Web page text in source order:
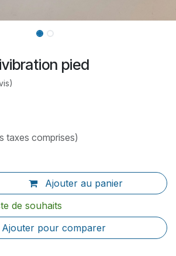
pied
taxes comprises)
Ajouter au panier
Ajouter pour comparer
de souhaits